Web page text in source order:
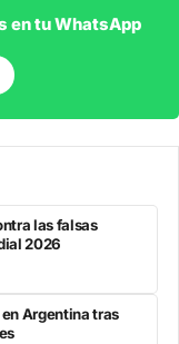
en tu WhatsApp
las falsas
2026
Argentina tras